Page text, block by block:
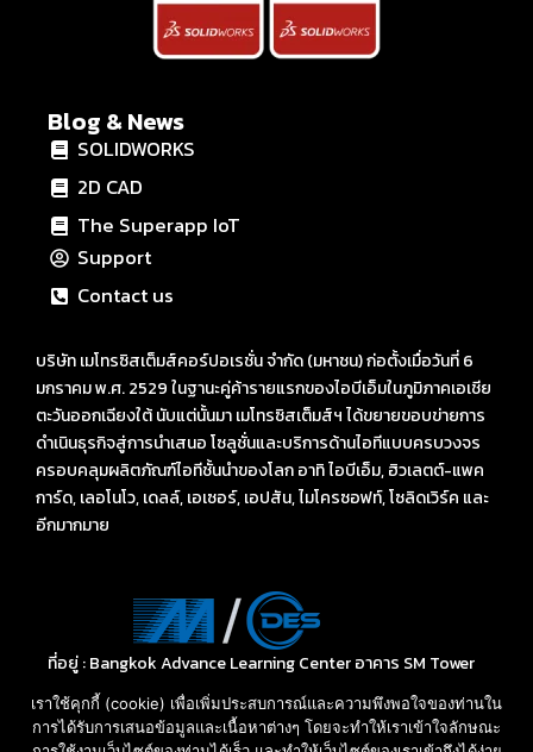
Blog & News
SOLIDWORKS
2D CAD
The Superapp IoT
Support
Contact us
บริษัท เมโทรซิสเต็มส์คอร์ปอเรชั่น จำกัด (มหาชน) ก่อตั้งเมื่อวันที่ 6
มกราคม พ.ศ. 2529 ในฐานะคู่ค้ารายแรกของไอบีเอ็มในภูมิภาคเอเชีย
ตะวันออกเฉียงใต้ นับแต่นั้นมา เมโทรซิสเต็มส์ฯ ได้ขยายขอบข่ายการ
ดำเนินธุรกิจสู่การนำเสนอ โซลูชั่นและบริการด้านไอทีแบบครบวงจร
ครอบคลุมผลิตภัณฑ์ไอทีชั้นนำของโลก อาทิ ไอบีเอ็ม, ฮิวเลตต์-แพค
การ์ด, เลอโนโว, เดลล์, เอเซอร์, เอปสัน, ไมโครซอฟท์, โซลิดเวิร์ค และ
อีกมากมาย
ที่อยู่ : Bangkok Advance Learning Center อาคาร SM Tower
ชั้น 16 ถนนพหลโยธิน พญาไท กรุงเทพ ฯ 10400
Call: 02-089-4145
E-mail: sales-des@metrosystems.co.th
เราใช้คุกกี้ (cookie) เพื่อเพิ่มประสบการณ์และความพึงพอใจของท่านใน
การได้รับการเสนอข้อมูลและเนื้อหาต่างๆ โดยจะทำให้เราเข้าใจลักษณะ